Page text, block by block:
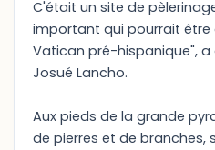
C'était un site de
important qui pourrait être
Vatican pré-hispanique", a
Josué Lancho.
Aux pieds de la grande
de pierres et de branches,